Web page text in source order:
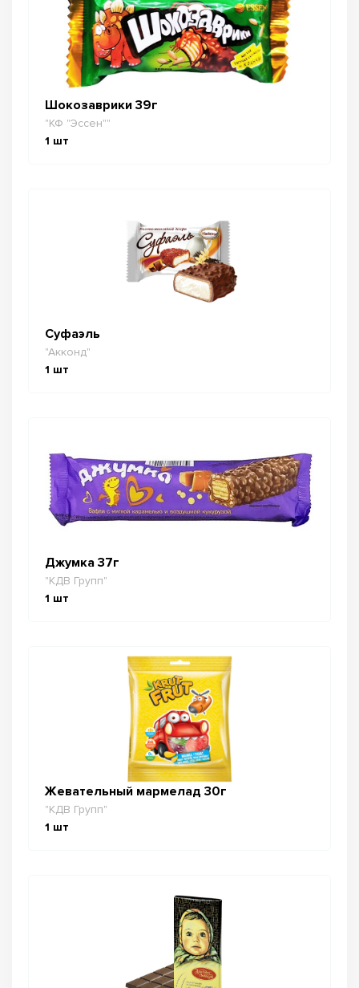
Шокозаврики 39г
"КФ "Эссен""
1 шт
Суфаэль
"Акконд"
1 шт
Джумка 37г
"КДВ Групп"
1 шт
Жевательный мармелад 30г
"КДВ Групп"
1 шт